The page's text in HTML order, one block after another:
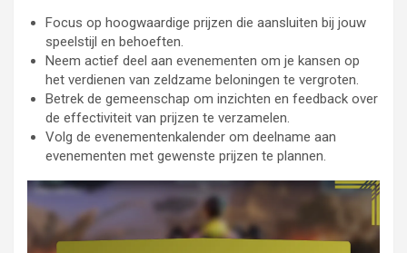
Focus op hoogwaardige prijzen die aansluiten bij jouw
speelstijl en behoeften.
Neem actief deel aan evenementen om je kansen op
het verdienen van zeldzame beloningen te vergroten.
Betrek de gemeenschap om inzichten en feedback over
de effectiviteit van prijzen te verzamelen.
Volg de evenementenkalender om deelname aan
evenementen met gewenste prijzen te plannen.